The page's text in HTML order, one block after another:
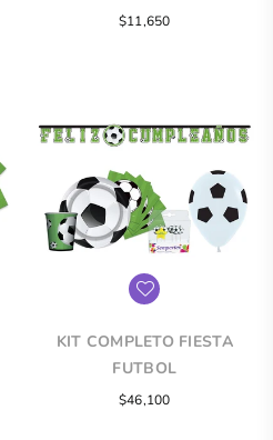
FUTBOL FASHION BLANCO
Precio
$11,650
KIT COMPLETO FIESTA
FUTBOL
Precio
$46,100